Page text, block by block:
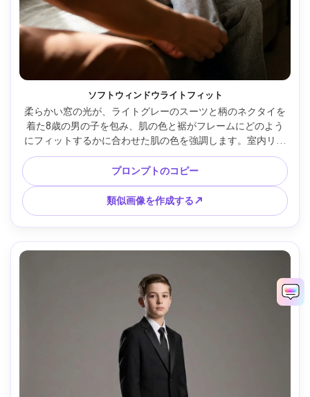
ソフトウィンドウライトフィット
柔らかい窓の光が、ライトグレーのスーツと柄のネクタイを
着た8歳の男の子を包み、肌の色と裾がフレームにどのよう
にフィットするかに合わせた肌の色を強調します。室内リビ
ング キヤノン R5 85mm スリークォーターフレーム リアルな
布質感 高解像度 --ar 4:5
プロンプトのコピー
類似画像を作成する↗